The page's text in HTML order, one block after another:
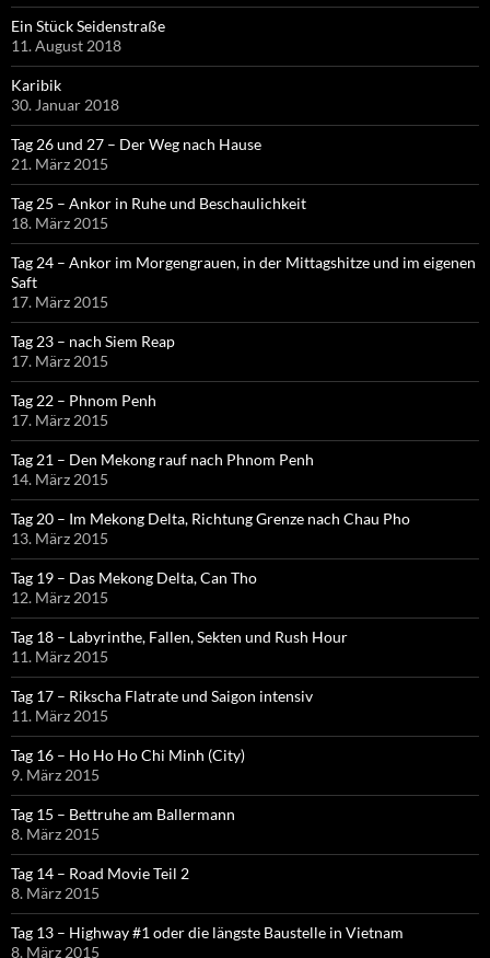
Ein Stück Seidenstraße
11. August 2018
Karibik
30. Januar 2018
Tag 26 und 27 – Der Weg nach Hause
21. März 2015
Tag 25 – Ankor in Ruhe und Beschaulichkeit
18. März 2015
Tag 24 – Ankor im Morgengrauen, in der Mittagshitze und im eigenen
Saft
17. März 2015
Tag 23 – nach Siem Reap
17. März 2015
Tag 22 – Phnom Penh
17. März 2015
Tag 21 – Den Mekong rauf nach Phnom Penh
14. März 2015
Tag 20 – Im Mekong Delta, Richtung Grenze nach Chau Pho
13. März 2015
Tag 19 – Das Mekong Delta, Can Tho
12. März 2015
Tag 18 – Labyrinthe, Fallen, Sekten und Rush Hour
11. März 2015
Tag 17 – Rikscha Flatrate und Saigon intensiv
11. März 2015
Tag 16 – Ho Ho Ho Chi Minh (City)
9. März 2015
Tag 15 – Bettruhe am Ballermann
8. März 2015
Tag 14 – Road Movie Teil 2
8. März 2015
Tag 13 – Highway #1 oder die längste Baustelle in Vietnam
8. März 2015